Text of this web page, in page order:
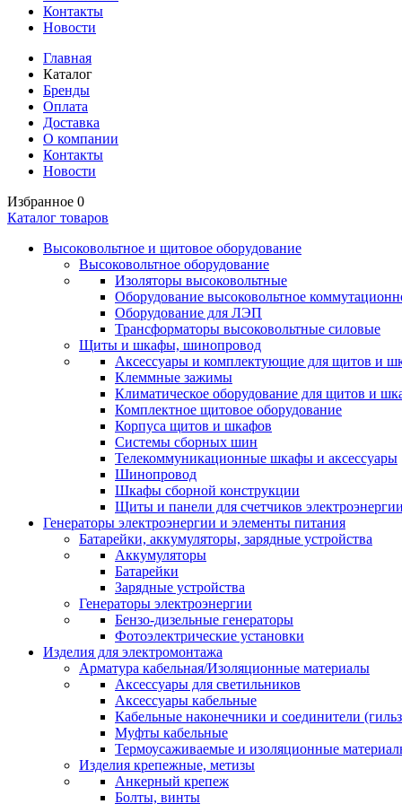
Контакты
Новости
Главная
Каталог
Бренды
Оплата
Доставка
О компании
Контакты
Новости
Избранное 0
Каталог товаров
Высоковольтное и щитовое оборудование
Высоковольтное оборудование
Изоляторы высоковольтные
Оборудование высоковольтное
Оборудование для ЛЭП
Трансформаторы высоковольтные силовые
Щиты и шкафы, шинопровод
Аксессуары и комплектующие для щитов и
Клеммные зажимы
Климатическое оборудование для щитов и
Комплектное щитовое оборудование
Корпуса щитов и шкафов
Системы сборных шин
Телекоммуникационные шкафы и аксессуары
Шинопровод
Шкафы сборной конструкции
Щиты и панели для счетчиков электроэнергии
Генераторы электроэнергии и элементы питания
Батарейки, аккумуляторы, зарядные устройства
Аккумуляторы
Батарейки
Зарядные устройства
Генераторы электроэнергии
Бензо-дизельные генераторы
Фотоэлектрические установки
Изделия для электромонтажа
Арматура кабельная/Изоляционные материалы
Аксессуары для светильников
Аксессуары кабельные
Кабельные наконечники и соединители
Муфты кабельные
Термоусаживаемые и изоляционные
Изделия крепежные, метизы
Анкерный крепеж
Болты, винты